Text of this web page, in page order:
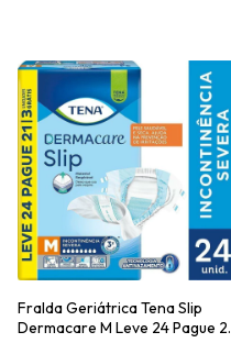
Fralda Geriátrica Tena Slip
Dermacare M Leve 24 Pague